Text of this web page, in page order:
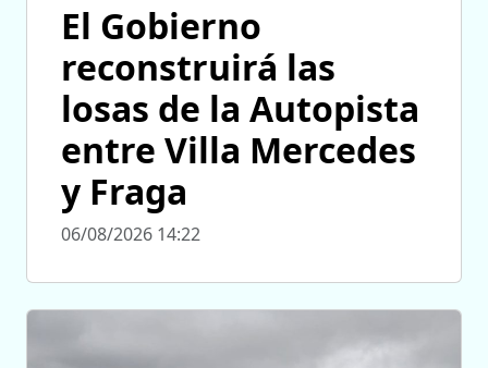
El Gobierno
reconstruirá las
losas de la Autopista
entre Villa Mercedes
y Fraga
06/08/2026 14:22